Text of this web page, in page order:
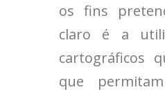
os fins
claro é a
cartográficos
que